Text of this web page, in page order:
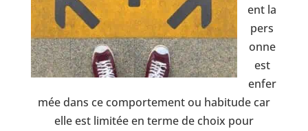
ent la
pers
onne
est
enfer
mée dans ce comportement ou habitude car
elle est limitée en terme de choix pour